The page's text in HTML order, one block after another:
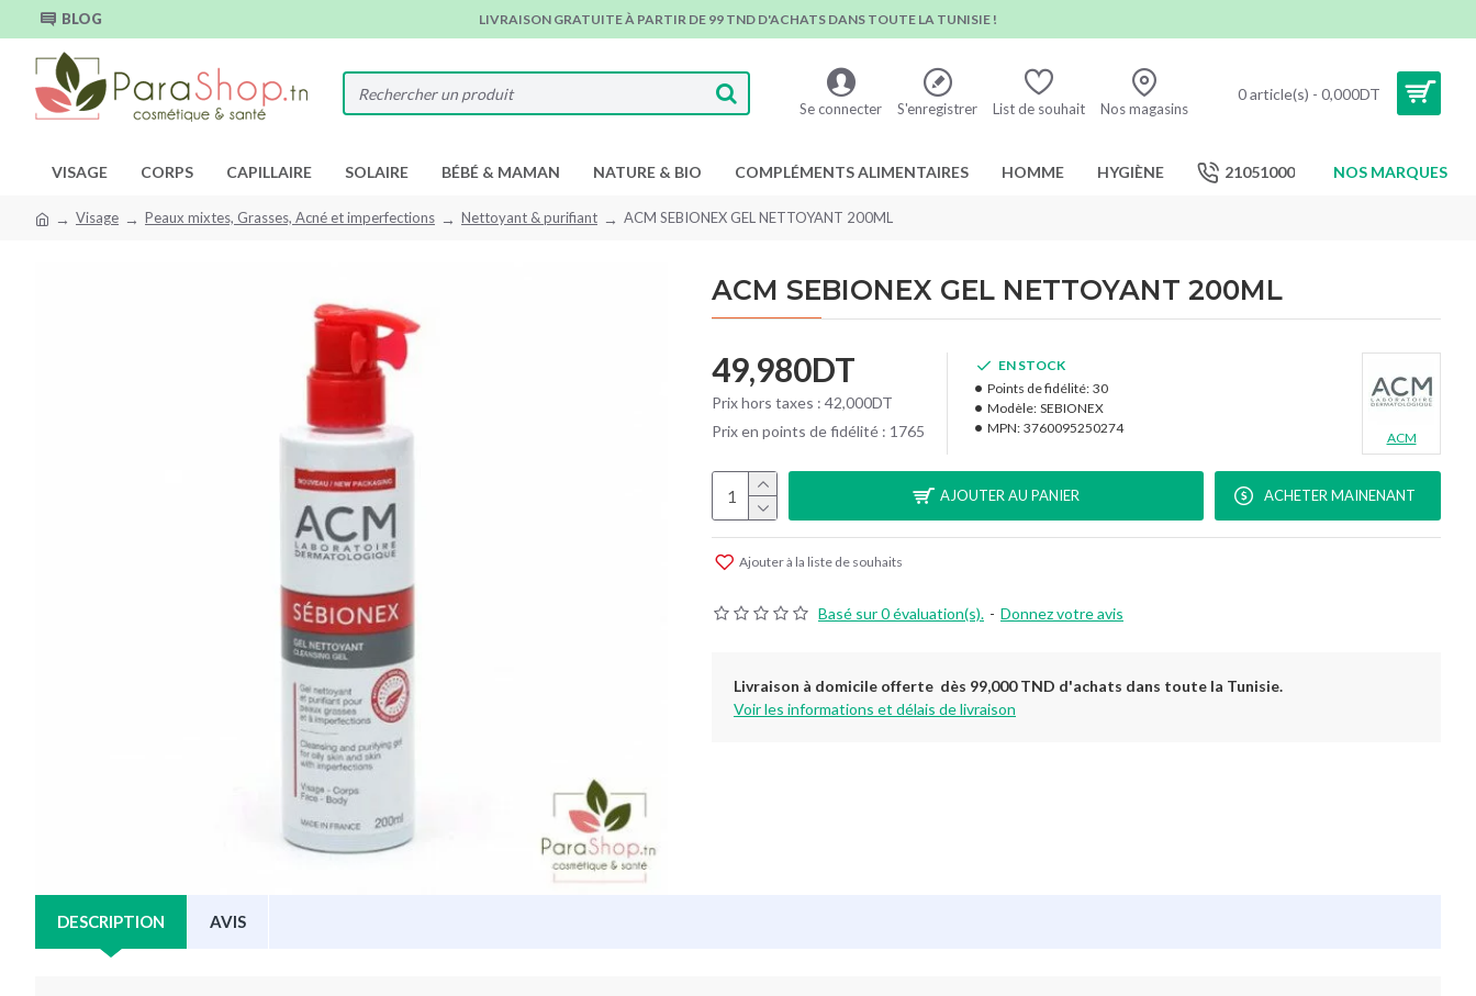
BLOG LIVRAISON GRATUITE À PARTIR DE 99 TND D'ACHATS DANS TOUTE LA TUNISIE !
Se connecter S'enregistrer List de souhait Nos magasins
0 article(s) - 0,000DT
VISAGE CORPS CAPILLAIRE SOLAIRE BÉBÉ & MAMAN NATURE & BIO COMPLÉMENTS ALIMENTAIRES HOMME HYGIÈNE 21051000 NOS MARQUES
Visage Peaux mixtes, Grasses, Acné et imperfections Nettoyant & purifiant ACM SEBIONEX GEL NETTOYANT 200ML
ACM SEBIONEX GEL NETTOYANT 200ML
Basé sur 0 évaluation(s). - Donnez votre avis
49,980DT
Prix hors taxes : 42,000DT
Prix en points de fidélité : 1765
EN STOCK
Points de fidélité: 30
Modèle: SEBIONEX
MPN: 3760095250274
ACM
AJOUTER AU PANIER ACHETER MAINENANT
Ajouter à la liste de souhaits
Livraison à domicile offerte dès 99,000 TND d'achats dans toute la Tunisie.
Voir les informations et délais de livraison
DESCRIPTION AVIS